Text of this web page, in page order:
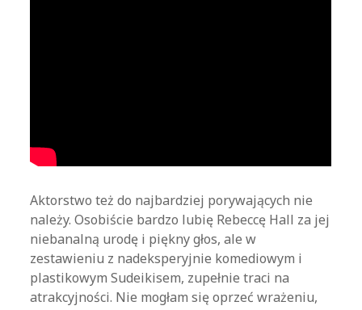
Aktorstwo też do najbardziej porywających nie
należy. Osobiście bardzo lubię Rebeccę Hall za jej
niebanalną urodę i piękny głos, ale w
zestawieniu z nadeksperyjnie komediowym i
plastikowym Sudeikisem, zupełnie traci na
atrakcyjności. Nie mogłam się oprzeć wrażeniu,